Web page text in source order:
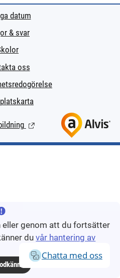
Chatta med oss
datum
& svar
oss
(Länk till extern sida.)
eller genom att du fortsätter
duvår hantering av